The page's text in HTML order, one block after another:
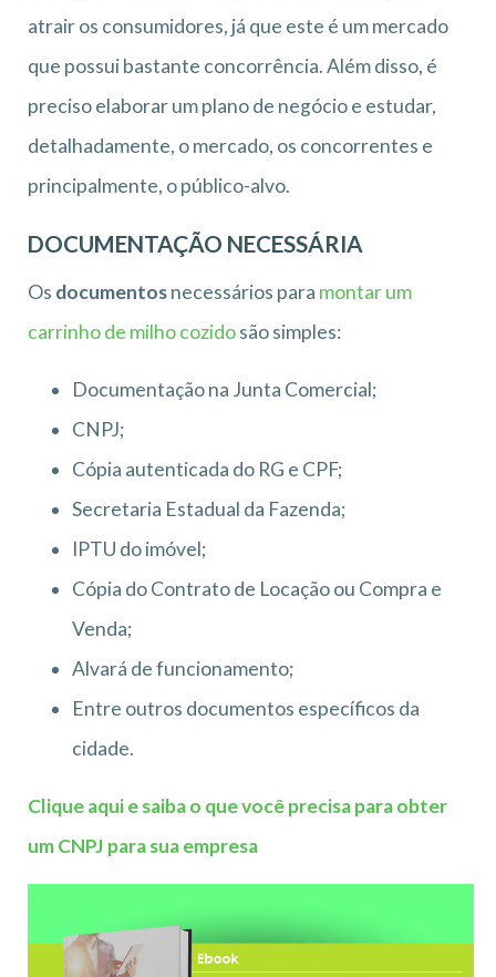
atrair os consumidores, já que este é um mercado
que possui bastante concorrência. Além disso, é
preciso elaborar um plano de negócio e estudar,
detalhadamente, o mercado, os concorrentes e
principalmente, o público-alvo.
DOCUMENTAÇÃO NECESSÁRIA
Os documentosnecessários para montar um
carrinho de milho cozidosão simples:
Documentação na Junta Comercial;
CNPJ;
Cópia autenticada do RG e CPF;
Secretaria Estadual da Fazenda;
IPTU do imóvel;
Cópia do Contrato de Locação ou Compra e
Venda;
Alvará de funcionamento;
Entre outros documentos específicos da
cidade.
Clique aqui e saiba o que você precisa para obter
um CNPJ para sua empresa